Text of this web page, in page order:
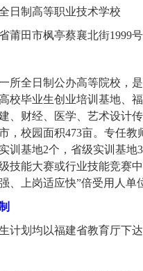
日制高等职业技术学校
莆田市枫亭蔡襄北街1999
所全日制公办高等院校，
校毕业生创业培训基地、
、财经、医学、艺术设计
，校园面积473亩。专任
训基地2个，省级实训基
技能大赛或行业技能竞赛
、上岗适应快”倍受用人单
计划均以福建省教育厅下